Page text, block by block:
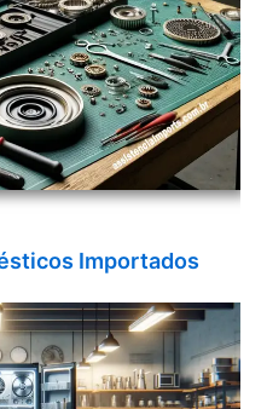
Importados